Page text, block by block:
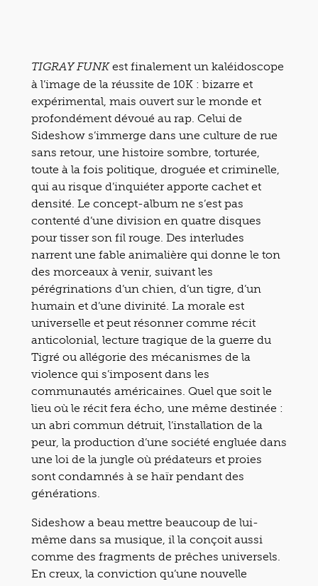
TIGRAY FUNKest finalement un kaléidoscope
à l’image de la réussite de 10K : bizarre et
expérimental, mais ouvert sur le monde et
profondément dévoué au rap. Celui de
Sideshow s’immerge dans une culture de rue
sans retour, une histoire sombre, torturée,
toute à la fois politique, droguée et criminelle,
qui au risque d’inquiéter apporte cachet et
densité. Le concept-album ne s’est pas
contenté d’une division en quatre disques
pour tisser son fil rouge. Des interludes
narrent une fable animalière qui donne le ton
des morceaux à venir, suivant les
pérégrinations d’un chien, d’un tigre, d’un
humain et d’une divinité. La morale est
universelle et peut résonner comme récit
anticolonial, lecture tragique de la guerre du
Tigré ou allégorie des mécanismes de la
violence qui s’imposent dans les
communautés américaines. Quel que soit le
lieu où le récit fera écho, une même destinée :
un abri commun détruit, l’installation de la
peur, la production d’une société engluée dans
une loi de la jungle où prédateurs et proies
sont condamnés à se haïr pendant des
générations.
Sideshow a beau mettre beaucoup de lui-
même dans sa musique, il la conçoit aussi
comme des fragments de prêches universels.
En creux, la conviction qu’une nouvelle